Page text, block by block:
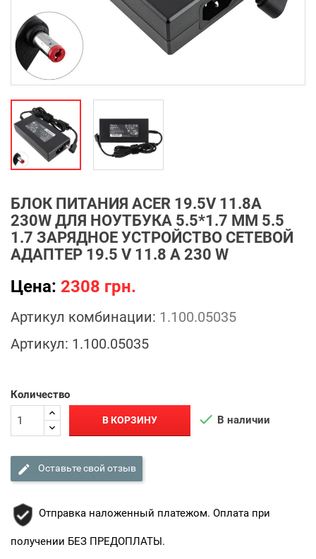
БЛОК ПИТАНИЯ ACER 19.5V 11.8A
230W ДЛЯ НОУТБУКА 5.5*1.7 ММ 5.5
1.7 ЗАРЯДНОЕ УСТРОЙСТВО СЕТЕВОЙ
АДАПТЕР 19.5 V 11.8 A 230 W
Цена: 2308 грн.
Артикул комбинации: 1.100.05035
Артикул: 1.100.05035
Количество
В КОРЗИНУ  В наличии
Оставьте свой отзыв
Отправка наложенный платежом. Оплата при
получении БЕЗ ПРЕДОПЛАТЫ.